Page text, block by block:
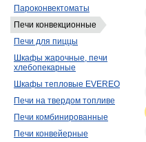
Пароконвектоматы
Печи конвекционные
Печи для пиццы
Шкафы жарочные, печи
хлебопекарные
Шкафы тепловые EVEREO
Печи на твердом топливе
Печи комбинированные
Печи конвейерные